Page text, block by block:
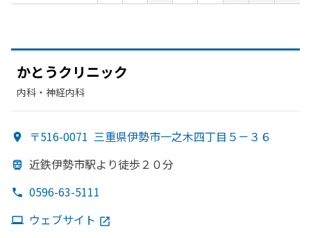
かとうクリニック
内科・​神経内科
〒516-0071 三重県伊勢市一之木四丁目５－３６
近鉄伊勢市駅より徒歩２０分
0596-63-5111
ウェブサイト